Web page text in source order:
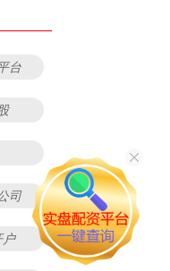
台
司
户